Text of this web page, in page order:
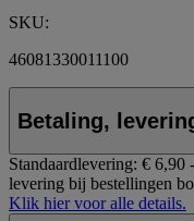
SKU:
46081330011100
Betaling,
Standaardlevering: € 6,90
levering bij bestellingen
Klik hier voor alle details.